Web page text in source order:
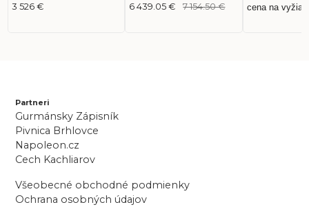
3 526 €
6 439.05 € 7 154.50 €
cena na
Partneri
Gurmánsky Zápisník
Pivnica Brhlovce
Napoleon.cz
Cech Kachliarov
Všeobecné obchodné podmienky
Ochrana osobných údajov